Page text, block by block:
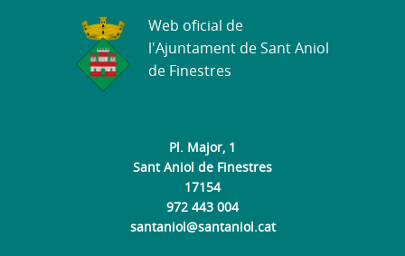
Pl. Major, 1
Sant Aniol de Finestres
17154
972 443 004
santaniol@santaniol.cat
Web oficial de
l'Ajuntament de Sant Aniol
de Finestres